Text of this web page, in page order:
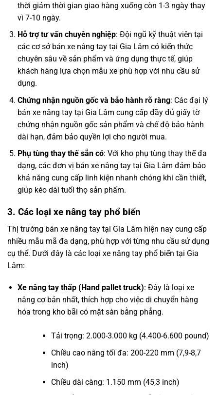
thời giảm thời gian giao hàng xuống còn 1-3 ngày thay
vì 7-10 ngày.
Hỗ trợ tư vấn chuyên nghiệp: Đội ngũ kỹ thuật viên tại
các cơ sở bán xe nâng tay tại Gia Lâm có kiến thức
chuyên sâu về sản phẩm và ứng dụng thực tế, giúp
khách hàng lựa chọn mẫu xe phù hợp với nhu cầu sử
dụng.
Chứng nhận nguồn gốc và bảo hành rõ ràng: Các đại lý
bán xe nâng tay tại Gia Lâm cung cấp đầy đủ giấy tờ
chứng nhận nguồn gốc sản phẩm và chế độ bảo hành
dài hạn, đảm bảo quyền lợi cho người mua.
Phụ tùng thay thế sẵn có: Với kho phụ tùng thay thế đa
dạng, các đơn vị bán xe nâng tay tại Gia Lâm đảm bảo
khả năng cung cấp linh kiện nhanh chóng khi cần thiết,
giúp kéo dài tuổi thọ sản phẩm.
3. Các loại xe nâng tay phổ biến
Thị trường bán xe nâng tay tại Gia Lâm hiện nay cung cấp
nhiều mẫu mã đa dạng, phù hợp với từng nhu cầu sử dụng
cụ thể. Dưới đây là các loại xe nâng tay phổ biến tại Gia
Lâm:
Xe nâng tay thấp (Hand pallet truck): Đây là loại xe
nâng cơ bản nhất, thích hợp cho việc di chuyển hàng
hóa trong kho bãi có mặt sàn bằng phẳng.
Tải trọng: 2.000-3.000 kg (4.400-6.600 pound)
Chiều cao nâng tối đa: 200-220 mm (7,9-8,7
inch)
Chiều dài càng: 1.150 mm (45,3 inch)